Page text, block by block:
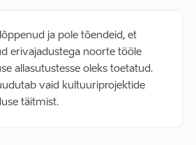
ja pole tõendeid, et
erivajadustega noorte tööle
allasutustesse oleks toetatud.
vaid kultuuriprojektide
täitmist.